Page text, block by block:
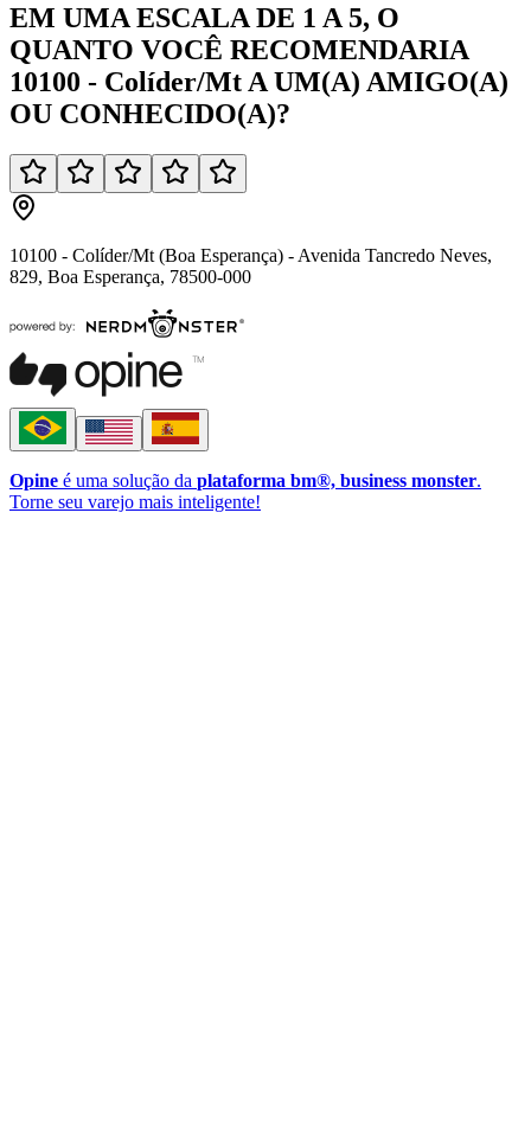
EM UMA ESCALA DE 1 A 5, O
QUANTO VOCÊ RECOMENDARIA
10100 - Colíder/Mt A UM(A) AMIGO(A)
OU CONHECIDO(A)?
10100 - Colíder/Mt (Boa Esperança) - Avenida Tancredo Neves,
829, Boa Esperança, 78500-000
Opine é uma solução da plataforma bm®, business monster.
Torne seu varejo mais inteligente!